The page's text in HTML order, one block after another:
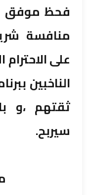
فحظ موفق
منافسة
على
الناخبين
ثقتهم ،و
سيربح.
محمد